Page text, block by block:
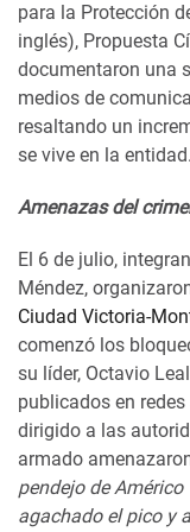
para la Protección
inglés), Propuesta
documentaron una
medios de
resaltando un
se vive en la entidad.
Amenazas del
El 6 de julio,
Méndez,
Ciudad Victoria-
comenzó los
su líder, Octavio
publicados en
dirigido a las
armado
pendejo de
agachado el pico y